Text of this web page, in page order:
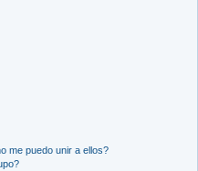
me puedo unir a ellos?